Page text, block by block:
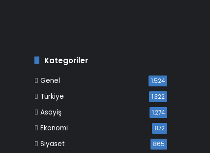
Kategoriler
Genel 1.524
Türkiye 1.322
Asayiş 1.274
Ekonomi 872
Siyaset 865